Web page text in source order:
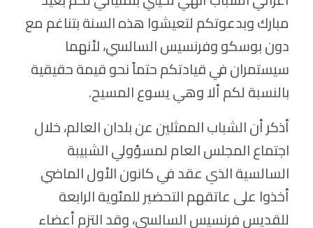
مبارك وبدعوتكم لتعيشوا هذه السنة بتناغم مع
دون بوسكو وفرنسيس السالسي، لأنهما
سيستمران في قيادتكم حتماً نحو قيمة حقيقية
بالنسبة لكم ألا وهي يسوع المسيح.
أذكر أن الشباب الممثلين عن بلدان العالم، خلال
اجتماع المجلس العام لمسؤولي الشبيبة
السالسية الذي عقد في كانون الأول الماضي
أخذوا على عاتقهم التحضير للمئوية الرابعة
للقديس فرنسيس السالسي، وقد التزم أعضاء